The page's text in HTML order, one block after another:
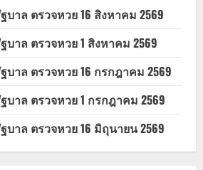
าล ตรวจหวย 16 สิงหาคม 2569
าล ตรวจหวย 1 สิงหาคม 2569
บาล ตรวจหวย 16 กรกฎาคม 2569
บาล ตรวจหวย 1 กรกฎาคม 2569
าล ตรวจหวย 16 มิถุนายน 2569